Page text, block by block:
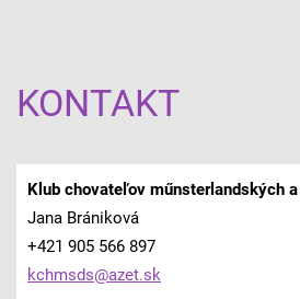
KONTAKT
Klub chovateľov műnsterlandských
Jana Brániková
+421 905 566 897
kchmsds@azet.sk